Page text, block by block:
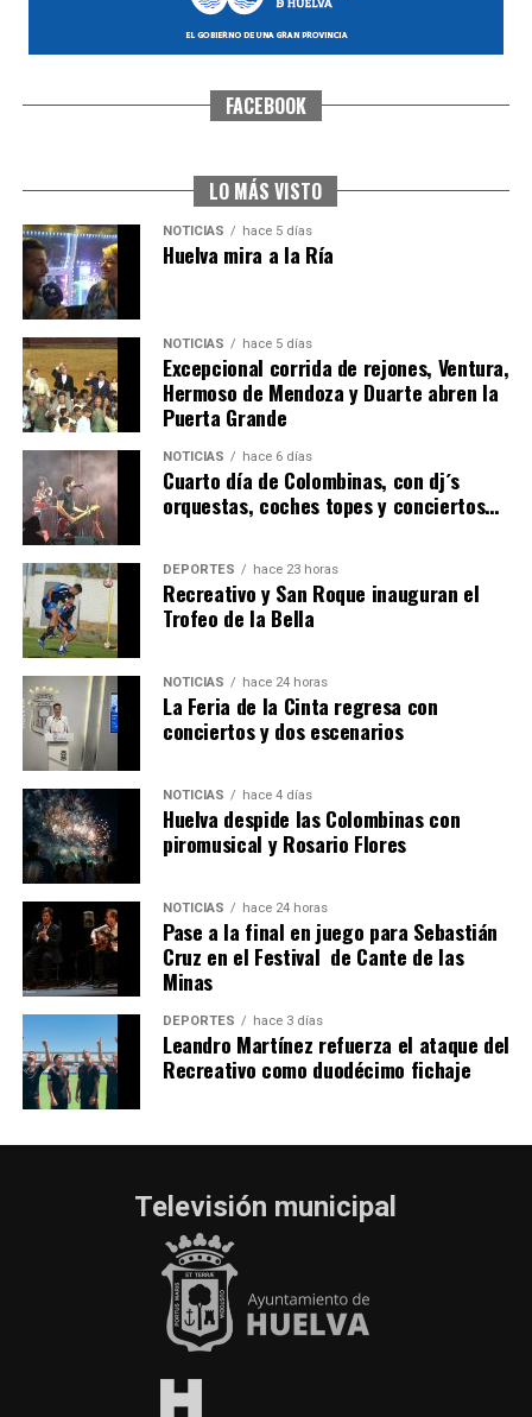
CUARTA CORRIDA DE LAS FIESTAS COLOMBINAS
4º DÍA DE LAS FIESTAS COLOMBINAS 2026
hace 6 días Huelvatv
SEXTA CORRIDA DE LAS FIESTAS COLOMBINAS
2026
hace 4 días· Huelvatv
FACEBOOK
LO MÁS VISTO
NOTICIAS hace 5 días
Huelva mira a la Ría
NOTICIAS hace 5 días
Excepcional corrida de rejones, Ventura,
Hermoso de Mendoza y Duarte abren la
Puerta Grande
NOTICIAS hace 6 días
Cuarto día de Colombinas, con dj´s
orquestas, coches topes y conciertos…
DEPORTES hace 23 horas
Recreativo y San Roque inauguran el
Trofeo de la Bella
NOTICIAS hace 24 horas
La Feria de la Cinta regresa con
conciertos y dos escenarios
NOTICIAS hace 4 días
Huelva despide las Colombinas con
piromusical y Rosario Flores
NOTICIAS hace 24 horas
Pase a la final en juego para Sebastián
Cruz en el Festival de Cante de las
Minas
DEPORTES hace 3 días
Leandro Martínez refuerza el ataque del
Recreativo como duodécimo fichaje
Televisión municipal